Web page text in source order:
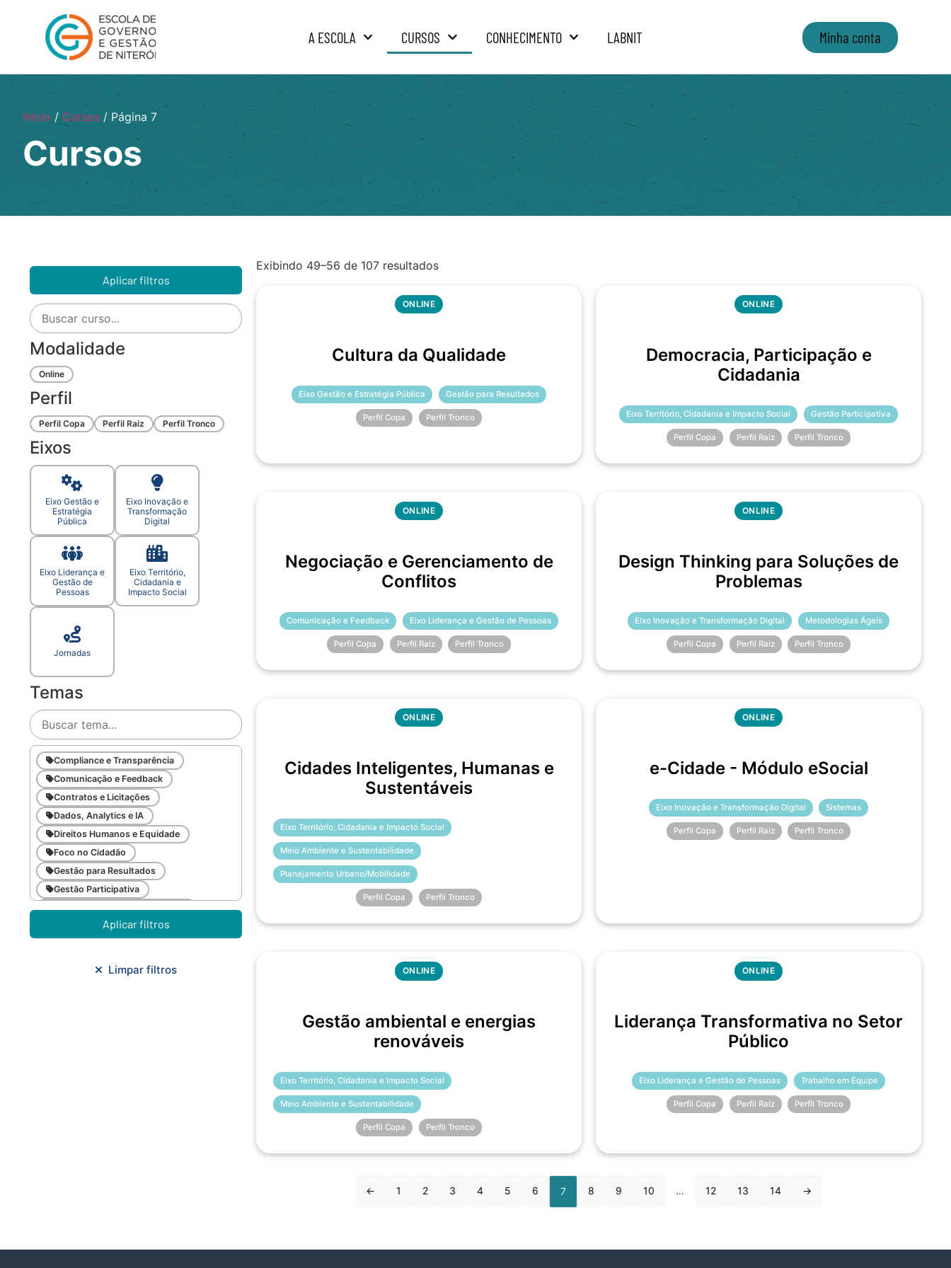
A ESCOLA CURSOS CONHECIMENTO LABNIT Minha conta
Início/Cursos/ Página 7
Cursos
Aplicar filtros
Modalidade
Online
Perfil
Perfil Copa Perfil Raiz Perfil Tronco
Eixos
Eixo Gestão e
Estratégia
Pública
Eixo Inovação e
Transformação
Digital
Eixo Liderança e
Gestão de
Pessoas
Eixo Território,
Cidadania e
Impacto Social
Jornadas
Temas
Compliance e Transparência
Comunicação e Feedback
Contratos e Licitações
Dados, Analytics e IA
Direitos Humanos e Equidade
Foco no Cidadão
Gestão para Resultados
Gestão Participativa
Inovação e Gestão da Mudança
Inteligência Emocional
Meio Ambiente e Sustentabilidade
Aplicar filtros
Limpar filtros
Exibindo 49–56 de 107 resultados
ONLINE
Cultura da Qualidade
Eixo Gestão e Estratégia Pública Gestão para Resultados
Perfil Copa Perfil Tronco
ONLINE
Democracia, Participação e
Cidadania
Eixo Território, Cidadania e Impacto Social Gestão Participativa
Perfil Copa Perfil Raiz Perfil Tronco
ONLINE
Negociação e Gerenciamento de
Conflitos
Comunicação e Feedback Eixo Liderança e Gestão de Pessoas
Perfil Copa Perfil Raiz Perfil Tronco
ONLINE
Design Thinking para Soluções de
Problemas
Eixo Inovação e Transformação Digital Metodologias Ágeis
Perfil Copa Perfil Raiz Perfil Tronco
ONLINE
Cidades Inteligentes, Humanas e
Sustentáveis
Eixo Território, Cidadania e Impacto Social
Meio Ambiente e Sustentabilidade
Planejamento Urbano/Mobilidade
Perfil Copa Perfil Tronco
ONLINE
e-Cidade - Módulo eSocial
Eixo Inovação e Transformação Digital Sistemas
Perfil Copa Perfil Raiz Perfil Tronco
ONLINE
Gestão ambiental e energias
renováveis
Eixo Território, Cidadania e Impacto Social
Meio Ambiente e Sustentabilidade
Perfil Copa Perfil Tronco
ONLINE
Liderança Transformativa no Setor
Público
Eixo Liderança e Gestão de Pessoas Trabalho em Equipe
Perfil Copa Perfil Raiz Perfil Tronco
← 1 2 3 4 5 6 7 8 9 10 … 12 13 14 →